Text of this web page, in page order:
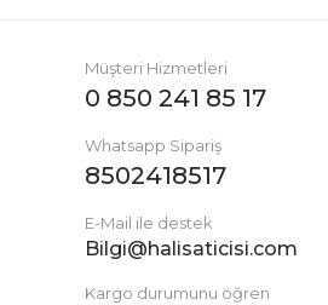
Müşteri Hizmetleri
0 850 241 85 17
Whatsapp Sipariş
8502418517
E-Mail ile destek
Bilgi@halisaticisi.com
Kargo durumunu öğren